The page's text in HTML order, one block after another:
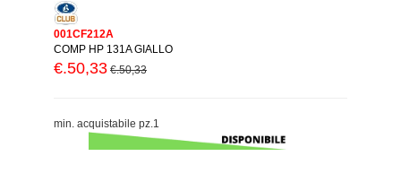
001CF212A
COMP HP 131A GIALLO
€.50,33 €.50,33
min. acquistabile pz.1